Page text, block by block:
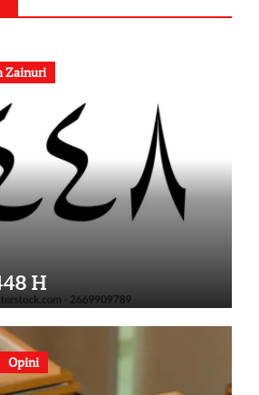
Zainuri
H
Opini